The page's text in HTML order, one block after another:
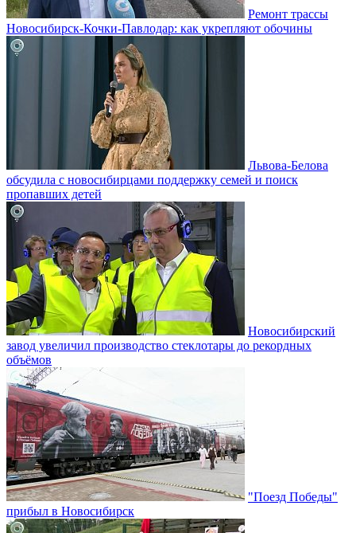
Ремонт трассы
Новосибирск-Кочки-Павлодар: как укрепляют обочины
Львова-Белова
обсудила с новосибирцами поддержку семей и поиск
пропавших детей
Новосибирский
завод увеличил производство стеклотары до рекордных
объёмов
"Поезд Победы"
прибыл в Новосибирск